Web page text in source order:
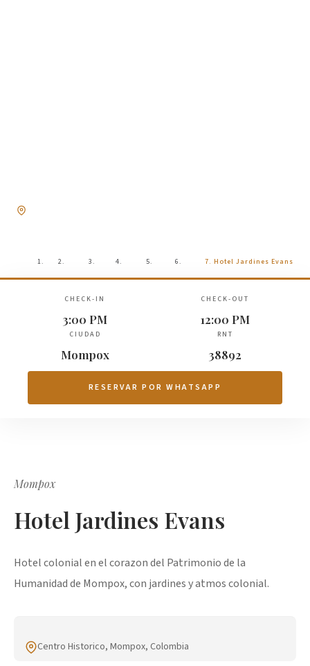
Inicio Hoteles Mompox Hotel Jardines Evans
CHECK-IN
3:00 PM
CHECK-OUT
12:00 PM
CIUDAD
Mompox
RNT
38892
RESERVAR POR WHATSAPP
Mompox
Hotel Jardines Evans
Hotel colonial en el corazon del Patrimonio de la
Humanidad de Mompox, con jardines y atmos colonial.
Centro Historico, Mompox, Colombia